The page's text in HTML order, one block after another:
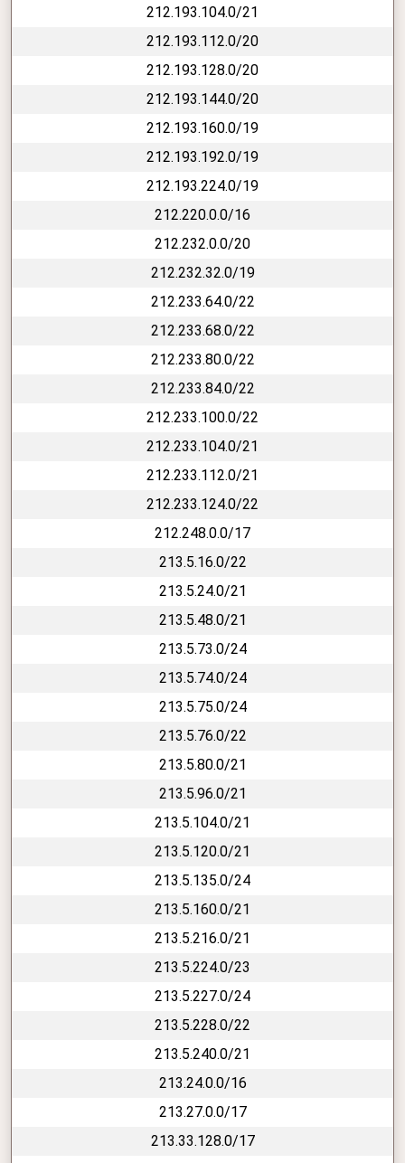
212.193.104.0/21
212.193.112.0/20
212.193.128.0/20
212.193.144.0/20
212.193.160.0/19
212.193.192.0/19
212.193.224.0/19
212.220.0.0/16
212.232.0.0/20
212.232.32.0/19
212.233.64.0/22
212.233.68.0/22
212.233.80.0/22
212.233.84.0/22
212.233.100.0/22
212.233.104.0/21
212.233.112.0/21
212.233.124.0/22
212.248.0.0/17
213.5.16.0/22
213.5.24.0/21
213.5.48.0/21
213.5.73.0/24
213.5.74.0/24
213.5.75.0/24
213.5.76.0/22
213.5.80.0/21
213.5.96.0/21
213.5.104.0/21
213.5.120.0/21
213.5.135.0/24
213.5.160.0/21
213.5.216.0/21
213.5.224.0/23
213.5.227.0/24
213.5.228.0/22
213.5.240.0/21
213.24.0.0/16
213.27.0.0/17
213.33.128.0/17